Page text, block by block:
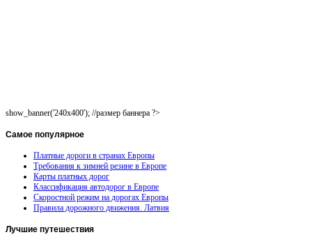
show_banner('240x400'); //размер баннера ?>
Самое популярное
Платные дороги в странах Европы
Требования к зимней резине в Европе
Карты платных дорог
Классификация автодорог в Европе
Скоростной режим на дорогах Европы
Правила дорожного движения. Латвия
Лучшие путешествия